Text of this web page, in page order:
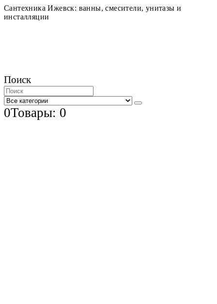
Сантехника Ижевск: ванны, смесители, унитазы и
инсталляции
Поиск
0Товары: 0